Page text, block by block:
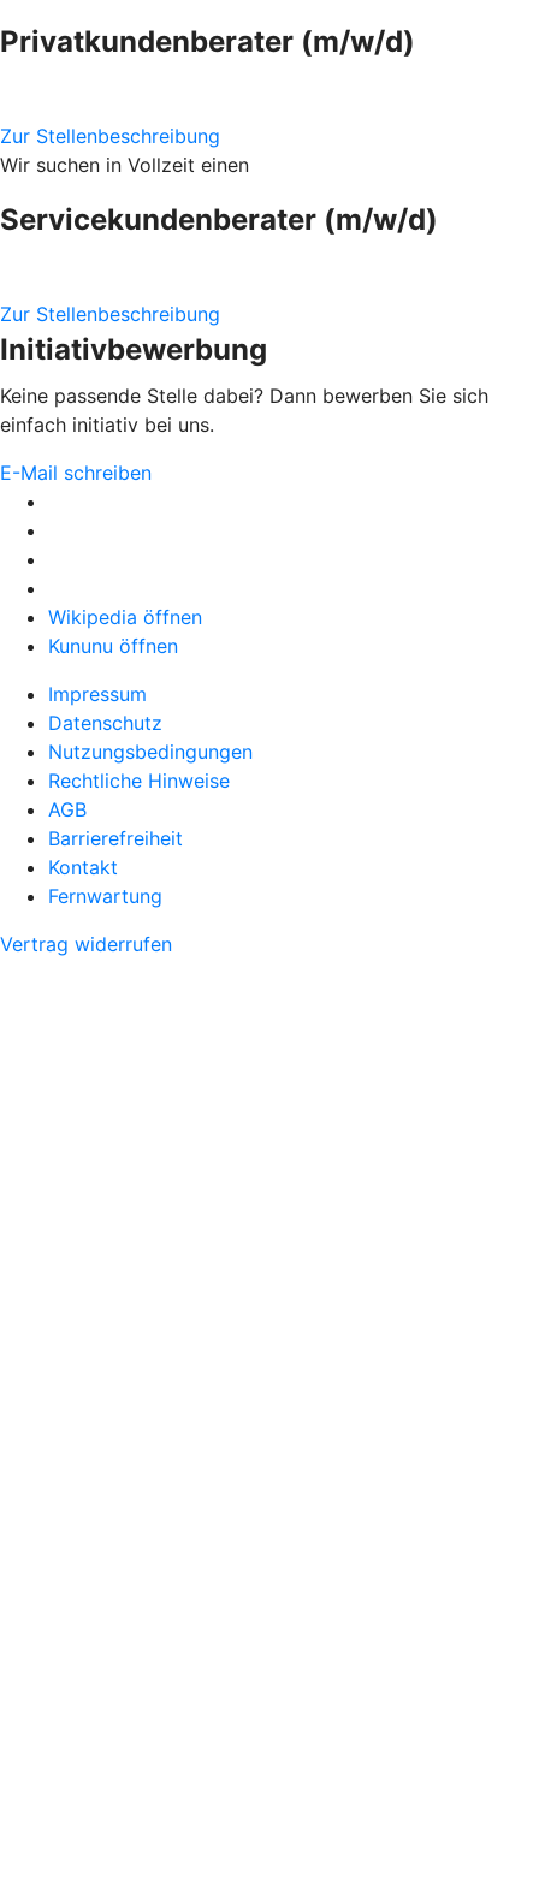
Privatkundenberater (m/w/d)
Zur Stellenbeschreibung
Wir suchen in Vollzeit einen
Servicekundenberater (m/w/d)
Zur Stellenbeschreibung
Initiativbewerbung
Keine passende Stelle dabei? Dann bewerben Sie sich
einfach initiativ bei uns.
E-Mail schreiben
Wikipedia öffnen
Kununu öffnen
Impressum
Datenschutz
Nutzungsbedingungen
Rechtliche Hinweise
AGB
Barrierefreiheit
Kontakt
Fernwartung
Vertrag widerrufen